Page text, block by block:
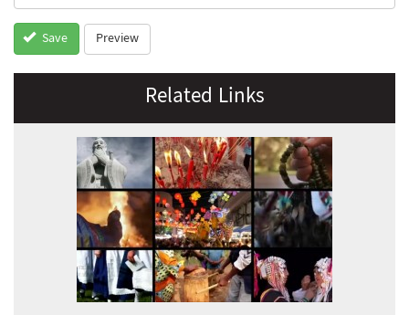
Save Preview
Related Links